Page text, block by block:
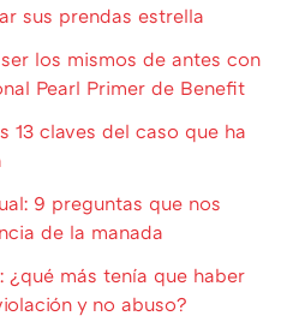
sus prendas estrella
los mismos de antes con
Pearl Primer de Benefit
13 claves del caso que ha
9 preguntas que nos
de la manada
¿qué más tenía que haber
y no abuso?